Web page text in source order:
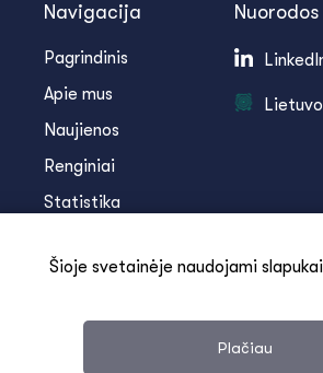
Navigacija
Pagrindinis
Apie mus
Naujienos
Renginiai
Statistika
Kontaktai
Nuorodos
Šioje svetainėje naudojami
Plačiau